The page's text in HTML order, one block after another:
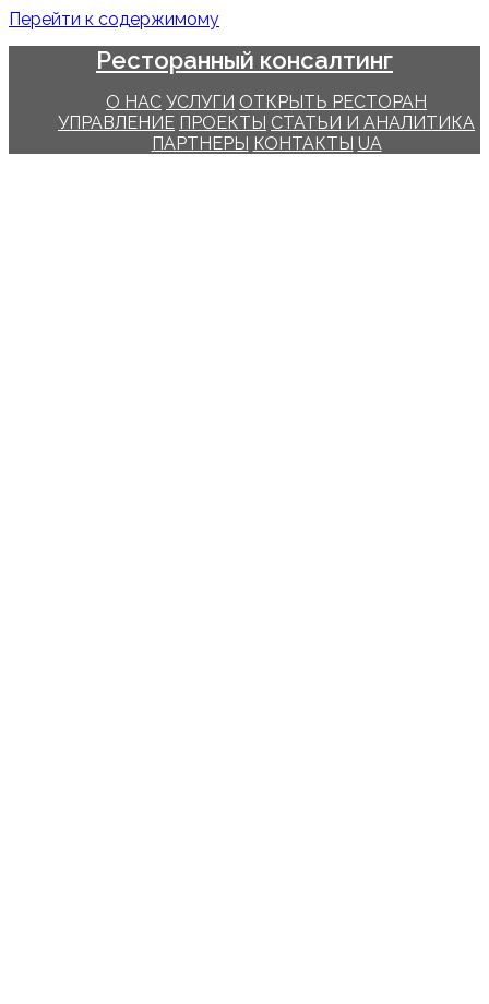
Перейти к содержимому
Ресторанный консалтинг
О НАС УСЛУГИ ОТКРЫТЬ РЕСТОРАН
УПРАВЛЕНИЕ ПРОЕКТЫ СТАТЬИ И АНАЛИТИКА
ПАРТНЕРЫ КОНТАКТЫ UA